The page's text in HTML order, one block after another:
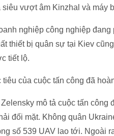
vượt âm Kinzhal và máy
nghiệp công nghiệp
thiết bị quân sự tại Kiev
tiết lộ.
của cuộc tấn công đã
mô tả cuộc tấn công
đối mặt. Không quân
số 539 UAV lao tới. Ngoài